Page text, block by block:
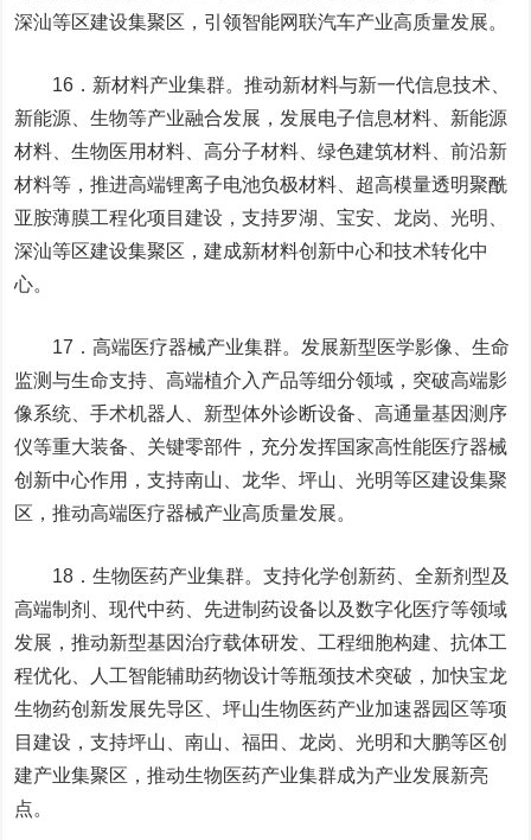
深汕等区建设集聚区，引领智能网联汽车产业高质量发展。
16．新材料产业集群。推动新材料与新一代信息技术、
新能源、生物等产业融合发展，发展电子信息材料、新能源
材料、生物医用材料、高分子材料、绿色建筑材料、前沿新
材料等，推进高端锂离子电池负极材料、超高模量透明聚酰
亚胺薄膜工程化项目建设，支持罗湖、宝安、龙岗、光明、
深汕等区建设集聚区，建成新材料创新中心和技术转化中
心。
17．高端医疗器械产业集群。发展新型医学影像、生命
监测与生命支持、高端植介入产品等细分领域，突破高端影
像系统、手术机器人、新型体外诊断设备、高通量基因测序
仪等重大装备、关键零部件，充分发挥国家高性能医疗器械
创新中心作用，支持南山、龙华、坪山、光明等区建设集聚
区，推动高端医疗器械产业高质量发展。
18．生物医药产业集群。支持化学创新药、全新剂型及
高端制剂、现代中药、先进制药设备以及数字化医疗等领域
发展，推动新型基因治疗载体研发、工程细胞构建、抗体工
程优化、人工智能辅助药物设计等瓶颈技术突破，加快宝龙
生物药创新发展先导区、坪山生物医药产业加速器园区等项
目建设，支持坪山、南山、福田、龙岗、光明和大鹏等区创
建产业集聚区，推动生物医药产业集群成为产业发展新亮
点。